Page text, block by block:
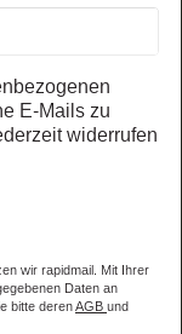
Kinder bis
E-Mails zu
widerrufen
wir rapidmail. Mit Ihrer
Daten an
bitte derenAGB und